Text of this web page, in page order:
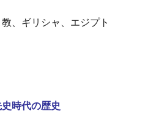
、ギリシャ、エジプト
時代の歴史